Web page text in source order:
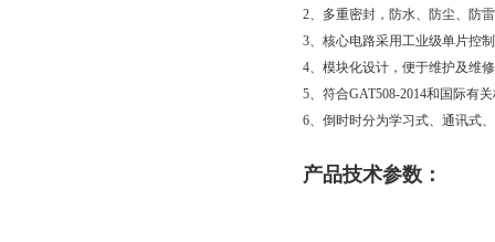
2、多重密封，防水、防尘、防
3、核心电路采用工业级单片控
4、模块化设计，便于维护及维
5、符合GAT508-2014和国际有
6、倒时时分为学习式、通讯式
产品技术参数：